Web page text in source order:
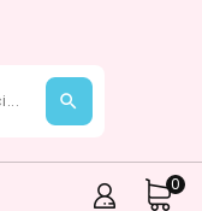
0